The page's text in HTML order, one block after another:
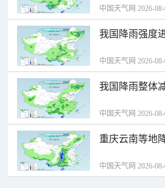
中国天气网 2026-
我国降雨强度
中国天气网 2026-
我国降雨整体
中国天气网 2026-
重庆云南等地
中国天气网 2026-